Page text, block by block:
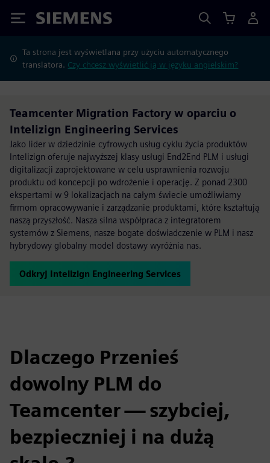
Siemens
Ta strona jest wyświetlana przy użyciu automatycznego
translatora. Czy chcesz wyświetlić ją w języku angielskim?
Teamcenter Migration Factory w oparciu o
Intelizign Engineering Services
Jako lider w dziedzinie cyfrowych usług cyklu życia produktów
Intelizign oferuje najwyższej klasy usługi End2End PLM i usługi
digitalizacji zaprojektowane w celu usprawnienia rozwoju
produktu od koncepcji po wdrożenie i operację. Z ponad 2300
ekspertami w 9 lokalizacjach na całym świecie umożliwiamy
firmom opracowywanie i zarządzanie produktami, które kształtują
naszą przyszłość. Nasza silna współpraca z integratorem
systemów z Siemens, nasze bogate doświadczenie w PLM i nasz
hybrydowy globalny model dostawy wyróżnia nas.
Odkryj Intelizign Engineering Services
Dlaczego Przenieś
dowolny PLM do
Teamcenter — szybciej,
bezpieczniej i na dużą